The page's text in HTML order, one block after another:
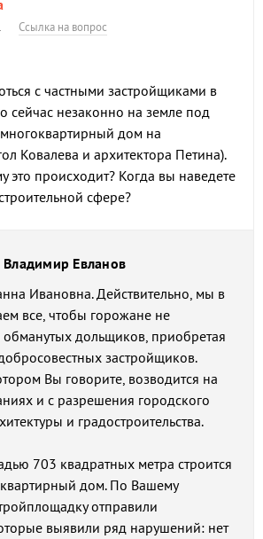
Ссылка на вопрос
с частными застройщиками в
сейчас незаконно на земле под
дом на
Ковалева и архитектора Петина).
это происходит? Когда вы наведете
сфере?
Владимир Евланов
Ивановна. Действительно, мы в
все, чтобы горожане не
дольщиков, приобретая
застройщиков.
Вы говорите, возводится на
и с разрешения городского
и градостроительства.
703 квадратных метра строится
дом. По Вашему
отправили
выявили ряд нарушений: нет